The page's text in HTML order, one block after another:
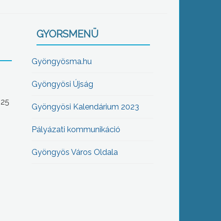
GYORSMENÜ
Gyöngyösma.hu
Gyöngyösi Újság
Gyöngyösi Kalendárium 2023
Pályázati kommunikáció
Gyöngyös Város Oldala